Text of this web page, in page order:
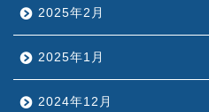
2025年2月
2025年1月
2024年12月